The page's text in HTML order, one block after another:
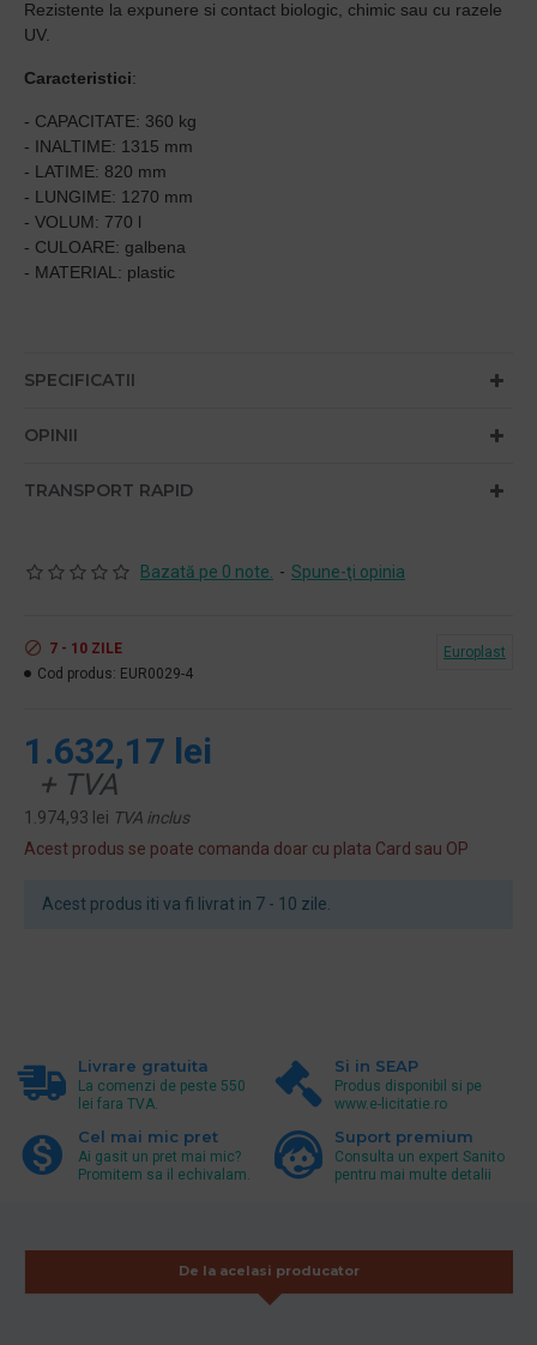
Rezistente la expunere si contact biologic, chimic sau cu razele
UV.
Caracteristici:
- CAPACITATE: 360 kg
- INALTIME: 1315 mm
- LATIME: 820 mm
- LUNGIME: 1270 mm
- VOLUM: 770 l
- CULOARE: galbena
- MATERIAL: plastic
SPECIFICATII
OPINII
TRANSPORT RAPID
Acest produs iti va fi livrat in 7 - 10 zile.
Bazată pe 0 note. - Spune-ţi opinia
1.632,17 lei
+ TVA
1.974,93 lei TVA inclus
Acest produs se poate comanda doar cu plata Card sau OP
7 - 10 ZILE
Cod produs: EUR0029-4
Europlast
Livrare gratuita
La comenzi de peste 550
lei fara TVA.
Si in SEAP
Produs disponibil si pe
www.e-licitatie.ro
Cel mai mic pret
Ai gasit un pret mai mic?
Promitem sa il echivalam.
Suport premium
Consulta un expert Sanito
pentru mai multe detalii
De la acelasi producator